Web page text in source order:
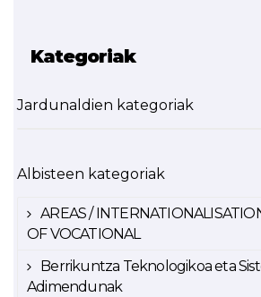
Kategoriak
Jardunaldien kategoriak
Albisteen kategoriak
AREAS /
OF VOCATIONAL
Berrikuntza Teknologikoa eta
Adimendunak